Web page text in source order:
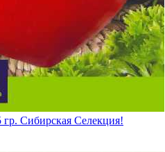
Сибирская Селекция!